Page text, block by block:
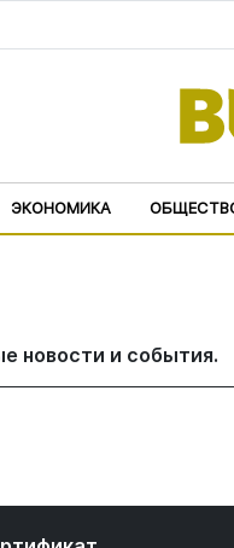
ЭКОНОМИКА
новости и события.